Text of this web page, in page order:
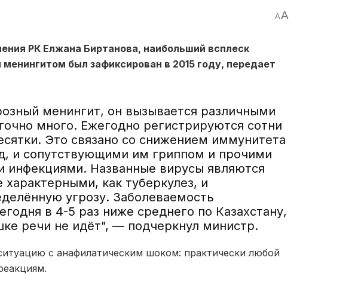
AA
РК Елжана Биртанова, наибольший всплеск
был зафиксирован в 2015 году, передает
менингит, он вызывается различными
много. Ежегодно регистрируются сотни
Это связано со снижением иммунитета
и сопутствующими им гриппом и прочими
Названные вирусы являются
как туберкулез, и
угрозу. Заболеваемость
в 4-5 раз ниже среднего по Казахстану,
речи не идёт", — подчеркнул министр.
с анафилатическим шоком: практически любой